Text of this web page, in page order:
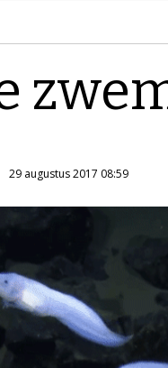
29 augustus 2017 08:59